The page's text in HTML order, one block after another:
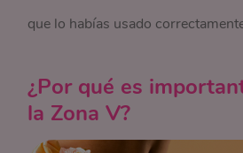
que lo habías usado
¿Por qué es
la Zona V?